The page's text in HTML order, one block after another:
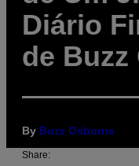
Diário
de Buzz
By Buzz Osborne
Share: